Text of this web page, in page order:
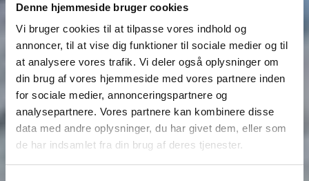
Denne hjemmeside bruger cookies
Vi bruger cookies til at tilpasse vores indhold og
annoncer, til at vise dig funktioner til sociale medier og til
at analysere vores trafik. Vi deler også oplysninger om
din brug af vores hjemmeside med vores partnere inden
for sociale medier, annonceringspartnere og
analysepartnere. Vores partnere kan kombinere disse
data med andre oplysninger, du har givet dem, eller som
de har indsamlet fra din brug af deres tjenester.